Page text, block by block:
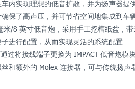
车内实现理想的低音扩散，并为扬声器提
保了高声压，并可节省空间地集成到车
米/8 英寸低音炮，采用手工挖槽纸盆，
子进行配置，从而实现灵活的系统配置
过将接线端子更换为 IMPACT 低音炮模
和额外的 Molex 连接器，可与传统扬